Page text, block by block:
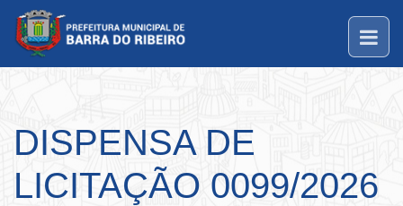
DISPENSA DE
LICITAÇÃO 0099/2026